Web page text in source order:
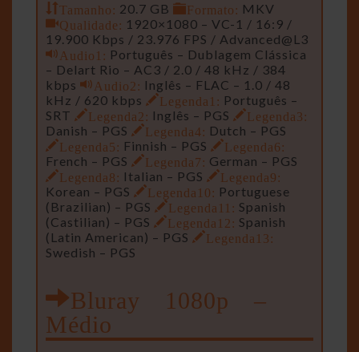
Tamanho: 20.7 GB Formato: MKV
Qualidade: 1920×1080 – VC-1 / 16:9 /
19.900 Kbps / 23.976 FPS / Advanced@L3
Audio1: Português – Dublagem Clássica
– Delart Rio – AC3 / 2.0 / 48 kHz / 384
kbps
Audio2: Inglês – FLAC – 1.0 / 48
kHz / 620 kbps
Legenda1: Português –
SRT
Legenda2: Inglês – PGS
Legenda3:
Danish – PGS
Legenda4: Dutch – PGS
Legenda5: Finnish – PGS
Legenda6:
French – PGS
Legenda7: German – PGS
Legenda8: Italian – PGS
Legenda9:
Korean – PGS
Legenda10: Portuguese
(Brazilian) – PGS
Legenda11: Spanish
(Castilian) – PGS
Legenda12: Spanish
(Latin American) – PGS
Legenda13:
Swedish – PGS
Bluray 1080p –
Médio